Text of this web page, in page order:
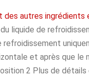
des autres ingrédients
liquide de
refroidissement
et après que le
2 Plus de détails